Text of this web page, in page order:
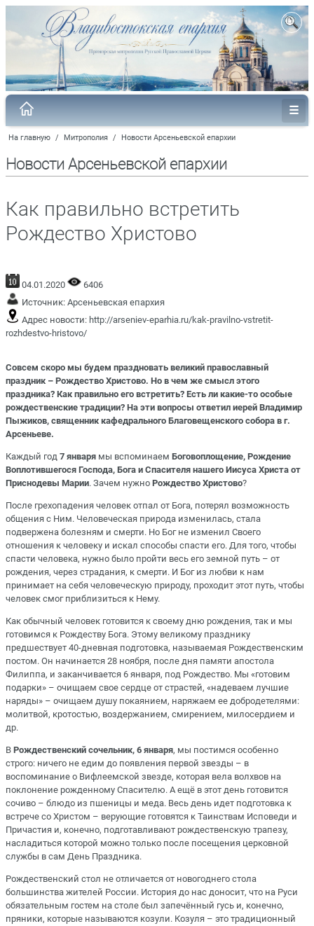
На главную / Митрополия / Новости Арсеньевской епархии
Новости Арсеньевской епархии
Как правильно встретить
Рождество Христово
04.01.2020
6406
Источник: Арсеньевская епархия
Адрес новости: http://arseniev-eparhia.ru/kak-pravilno-vstretit-
rozhdestvo-hristovo/
Совсем скоро мы будем праздновать великий православный
праздник – Рождество Христово. Но в чем же смысл этого
праздника? Как правильно его встретить? Есть ли какие-то особые
рождественские традиции? На эти вопросы ответил иерей Владимир
Пыжиков, священник кафедрального Благовещенского собора в г.
Арсеньеве.
Каждый год 7 января мы вспоминаем Боговоплощение, Рождение
Воплотившегося Господа, Бога и Спасителя нашего Иисуса Христа от
Приснодевы Марии. Зачем нужно Рождество Христово?
После грехопадения человек отпал от Бога, потерял возможность
общения с Ним. Человеческая природа изменилась, стала
подвержена болезням и смерти. Но Бог не изменил Своего
отношения к человеку и искал способы спасти его. Для того, чтобы
спасти человека, нужно было пройти весь его земной путь – от
рождения, через страдания, к смерти. И Бог из любви к нам
принимает на себя человеческую природу, проходит этот путь, чтобы
человек смог приблизиться к Нему.
Как обычный человек готовится к своему дню рождения, так и мы
готовимся к Рождеству Бога. Этому великому празднику
предшествует 40-дневная подготовка, называемая Рождественским
постом. Он начинается 28 ноября, после дня памяти апостола
Филиппа, и заканчивается 6 января, под Рождество. Мы «готовим
подарки» – очищаем свое сердце от страстей, «надеваем лучшие
наряды» – очищаем душу покаянием, наряжаем ее добродетелями:
молитвой, кротостью, воздержанием, смирением, милосердием и
др.
В Рождественский сочельник, 6 января, мы постимся особенно
строго: ничего не едим до появления первой звезды – в
воспоминание о Вифлеемской звезде, которая вела волхвов на
поклонение рожденному Спасителю. А ещё в этот день готовится
сочиво – блюдо из пшеницы и меда. Весь день идет подготовка к
встрече со Христом – верующие готовятся к Таинствам Исповеди и
Причастия и, конечно, подготавливают рождественскую трапезу,
насладиться которой можно только после посещения церковной
службы в сам День Праздника.
Рождественский стол не отличается от новогоднего стола
большинства жителей России. История до нас доносит, что на Руси
обязательным гостем на столе был запечённый гусь и, конечно,
пряники, которые называются козули. Козуля – это традиционный